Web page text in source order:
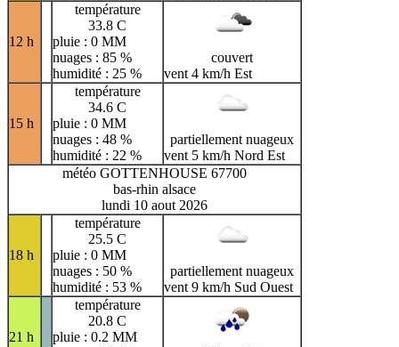
12 h
température
33.8 C
pluie : 0 MM
nuages : 85 %
humidité : 25 %
couvert
vent 4 km/h Est
15 h
température
34.6 C
pluie : 0 MM
nuages : 48 %
humidité : 22 %
partiellement nuageux
vent 5 km/h Nord Est
météo GOTTENHOUSE 67700
bas-rhin alsace
lundi 10 aout 2026
18 h
température
25.5 C
pluie : 0 MM
nuages : 50 %
humidité : 53 %
partiellement nuageux
vent 9 km/h Sud Ouest
21 h
température
20.8 C
pluie : 0.2 MM